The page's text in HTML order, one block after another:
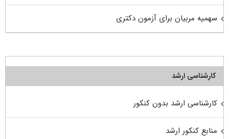
سهمیه مربیان برای آزمون دکتری
کارشناسی ارشد
کارشناسی ارشد بدون کنکور
منابع کنکور ارشد